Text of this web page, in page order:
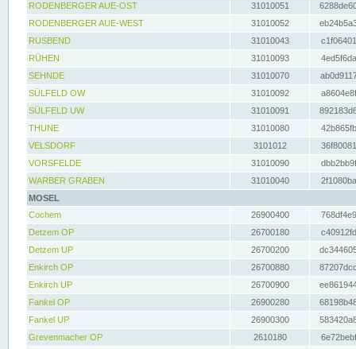
RODENBERGER AUE-OST
31010051
RODENBERGER AUE-WEST
31010052
RUSBEND
31010043
RÜHEN
31010093
SEHNDE
31010070
SÜLFELD OW
31010092
SÜLFELD UW
31010091
THUNE
31010080
VELSDORF
3101012
VORSFELDE
31010090
WARBER GRABEN
31010040
MOSEL
Cochem
26900400
Detzem OP
26700180
Detzem UP
26700200
Enkirch OP
26700880
Enkirch UP
26700900
Fankel OP
26900280
Fankel UP
26900300
Grevenmacher OP
2610180